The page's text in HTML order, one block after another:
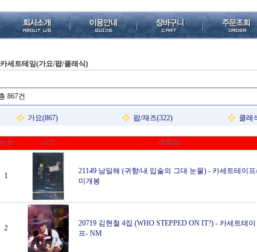
카세트테잎(가요/팝/클래식)
867건
가요(867) 팝/재즈(322) 클래
번호 사진 제품명
1
21149 남일해 (귀향/내 입술의 그대 눈물) - 카세트테이프/
미개봉
2
20719 김현철 4집 (WHO STEPPED ON IT?) - 카세트테이
프- NM